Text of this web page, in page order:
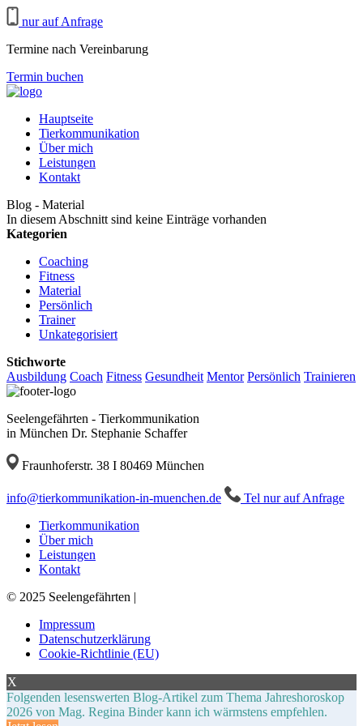
nur auf Anfrage
Termine nach Vereinbarung
Termin buchen
Hauptseite
Tierkommunikation
Über mich
Leistungen
Kontakt
Blog - Material
In diesem Abschnitt sind keine Einträge vorhanden
Kategorien
Coaching
Fitness
Material
Persönlich
Trainer
Unkategorisiert
Stichworte
Ausbildung Coach Fitness Gesundheit Mentor Persönlich Trainieren
Seelengefährten - Tierkommunikation
in München Dr. Stephanie Schaffer
Fraunhoferstr. 38 I 80469 München
ed.nehcneum-ni-noitakinummokreit@ofni
Tel nur auf Anfrage
Tierkommunikation
Über mich
Leistungen
Kontakt
© 2025 Seelengefährten |
Impressum
Datenschutzerklärung
Cookie-Richtlinie (EU)
X
Folgenden lesenswerten Blog-Artikel zum Thema Jahreshoroskop
2026 von Mag. Regina Binder kann ich wärmstens empfehlen.